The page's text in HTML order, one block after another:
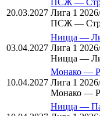
20.03.2027 Лига 1
ПСЖ —
03.04.2027
Ницца —
Лига 1
Ницца —
10.04.2027
Монако —
Лига 1
Монако —
Ницца —